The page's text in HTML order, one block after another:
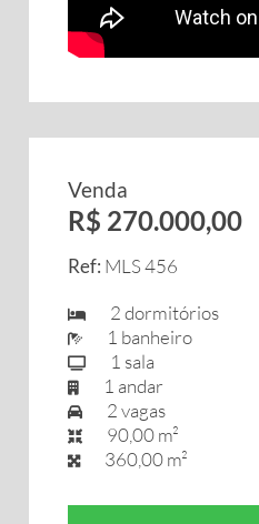
Venda
R$ 270.000,00
Ref: MLS 456
2 dormitórios
1 banheiro
1 sala
1 andar
2 vagas
90,00 m²
360,00 m²